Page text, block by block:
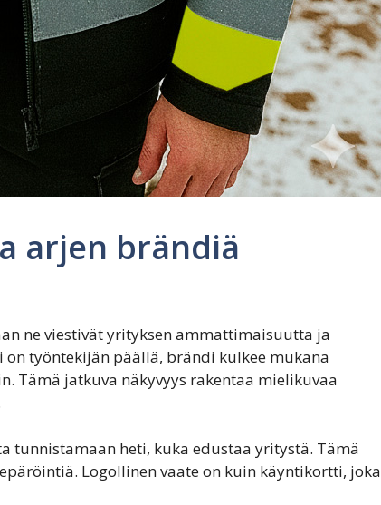
arjen brändiä
ne viestivät yrityksen ammattimaisuutta ja
työntekijän päällä, brändi kulkee mukana
Tämä jatkuva näkyvyys rakentaa mielikuvaa
tunnistamaan heti, kuka edustaa yritystä. Tämä
Logollinen vaate on kuin käyntikortti, joka